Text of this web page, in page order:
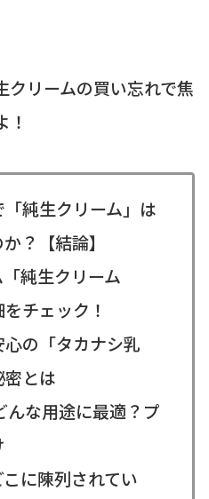
クリームの買い忘れで焦
純生クリーム」は
？【結論】
純生クリーム
チェック！
心の「タカナシ乳
とは
んな用途に最適？プ
に陳列されてい